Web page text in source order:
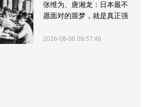
张维为、唐湘龙：日本最不
愿面对的噩梦，就是真正强
2026-08-06 09:57:46